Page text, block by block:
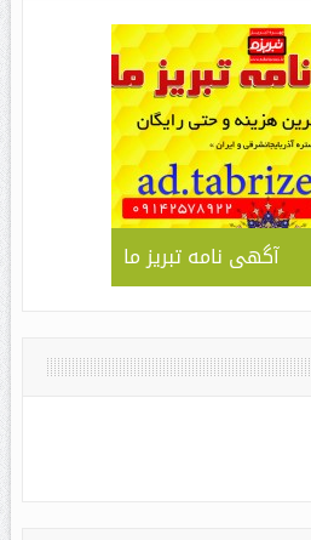
آگهی نامه تبریز ما